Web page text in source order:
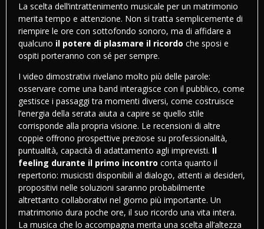
La scelta dell’intrattenimento musicale per un matrimonio
merita tempo e attenzione. Non si tratta semplicemente di
riempire le ore con sottofondo sonoro, ma di affidare a
qualcuno il potere di plasmare il ricordo che sposi e
ospiti porteranno con sé per sempre.
I video dimostrativi rivelano molto più delle parole:
osservare come una band interagisce con il pubblico, come
gestisce i passaggi tra momenti diversi, come costruisce
l’energia della serata aiuta a capire se quello stile
corrisponde alla propria visione. Le recensioni di altre
coppie offrono prospettive preziose su professionalità,
puntualità, capacità di adattamento agli imprevisti. Il
feeling durante il primo incontro conta quanto il
repertorio: musicisti disponibili al dialogo, attenti ai desideri,
propositivi nelle soluzioni saranno probabilmente
altrettanto collaborativi nel giorno più importante. Un
matrimonio dura poche ore, il suo ricordo una vita intera.
La musica che lo accompagna merita una scelta all’altezza